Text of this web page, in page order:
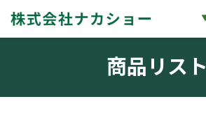
商品リスト